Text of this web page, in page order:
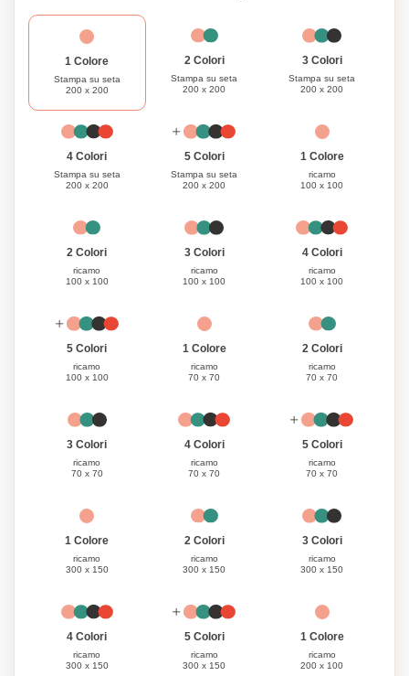
1 Colore
Stampa su seta
200 x 200
2 Colori
Stampa su seta
200 x 200
3 Colori
Stampa su seta
200 x 200
4 Colori
Stampa su seta
200 x 200
5 Colori
Stampa su seta
200 x 200
1 Colore
ricamo
100 x 100
2 Colori
ricamo
100 x 100
3 Colori
ricamo
100 x 100
4 Colori
ricamo
100 x 100
5 Colori
ricamo
100 x 100
1 Colore
ricamo
70 x 70
2 Colori
ricamo
70 x 70
3 Colori
ricamo
70 x 70
4 Colori
ricamo
70 x 70
5 Colori
ricamo
70 x 70
1 Colore
ricamo
300 x 150
2 Colori
ricamo
300 x 150
3 Colori
ricamo
300 x 150
4 Colori
ricamo
300 x 150
5 Colori
ricamo
300 x 150
1 Colore
ricamo
200 x 100